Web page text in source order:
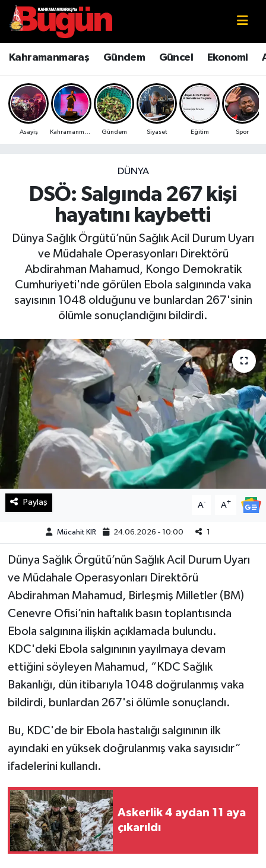
Kahramanmaraş Gündem Güncel Ekonomi
Asayiş Gündem Siyaset Eğitim Spor
DÜNYA
DSÖ: Salgında 267 kişi
hayatını kaybetti
Dünya Sağlık Örgütü’nün Sağlık Acil Durum Uyarı
ve Müdahale Operasyonları Direktörü
Abdirahman Mahamud, Kongo Demokratik
Cumhuriyeti'nde görülen Ebola salgınında vaka
sayısının 1048 olduğunu ve bunlardan 267'sinin
ölümle sonuçlandığını bildirdi.
Paylaş A- A+
Mücahit KIR 24.06.2026 - 10:00 1
Dünya Sağlık Örgütü’nün Sağlık Acil Durum Uyarı
ve Müdahale Operasyonları Direktörü
Abdirahman Mahamud, Birleşmiş Milletler (BM)
Cenevre Ofisi’nin haftalık basın toplantısında
Ebola salgınına ilişkin açıklamada bulundu.
KDC'deki Ebola salgınının yayılmaya devam
ettiğini söyleyen Mahamud, “KDC Sağlık
Bakanlığı, dün itibarıyla 1048 doğrulanmış vaka
bildirdi, bunlardan 267'si ölümle sonuçlandı.
Bu, KDC'de bir Ebola hastalığı salgınının ilk
ayındaki en yüksek doğrulanmış vaka sayısıdır”
ifadelerini kullandı.
Askerlik 4 aydan 11 aya
çıkarıldı
Kahramanmaraş
Kahramanmaraş Sokak Röportajları
Bilim ve Teknoloji
Çevre
Ekonomi
Güncel
Haberde İnsan
Kültür Sanat
Magazin
Manşet Altı
Manşetler
Resmi İlan
Sağlık
Spor
SürManşet
Teknoloji
Yaşam
Kahramanmaraş Nöbetçi Eczaneler
Kahramanmaraş Hava Durumu
Kahramanmaraş Namaz Vakitleri
Kahramanmaraş Trafik Yoğunluk Haritası
Süper Lig Puan Durumu ve Fikstür
Tüm Manşetler
Son Dakika Haberleri
Haber Arşivi